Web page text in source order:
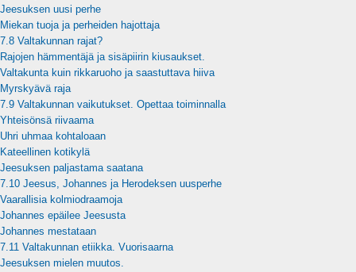
Jeesuksen uusi perhe
Miekan tuoja ja perheiden hajottaja
7.8 Valtakunnan rajat?
Rajojen hämmentäjä ja sisäpiirin kiusaukset.
Valtakunta kuin rikkaruoho ja saastuttava hiiva
Myrskyävä raja
7.9 Valtakunnan vaikutukset. Opettaa toiminnalla
Yhteisönsä riivaama
Uhri uhmaa kohtaloaan
Kateellinen kotikylä
Jeesuksen paljastama saatana
7.10 Jeesus, Johannes ja Herodeksen uusperhe
Vaarallisia kolmiodraamoja
Johannes epäilee Jeesusta
Johannes mestataan
7.11 Valtakunnan etiikka. Vuorisaarna
Jeesuksen mielen muutos.